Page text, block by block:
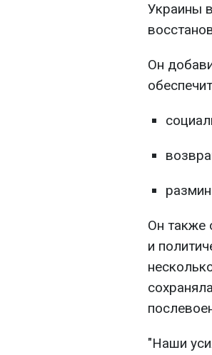
Украины
Он
Он также
и
"Наши